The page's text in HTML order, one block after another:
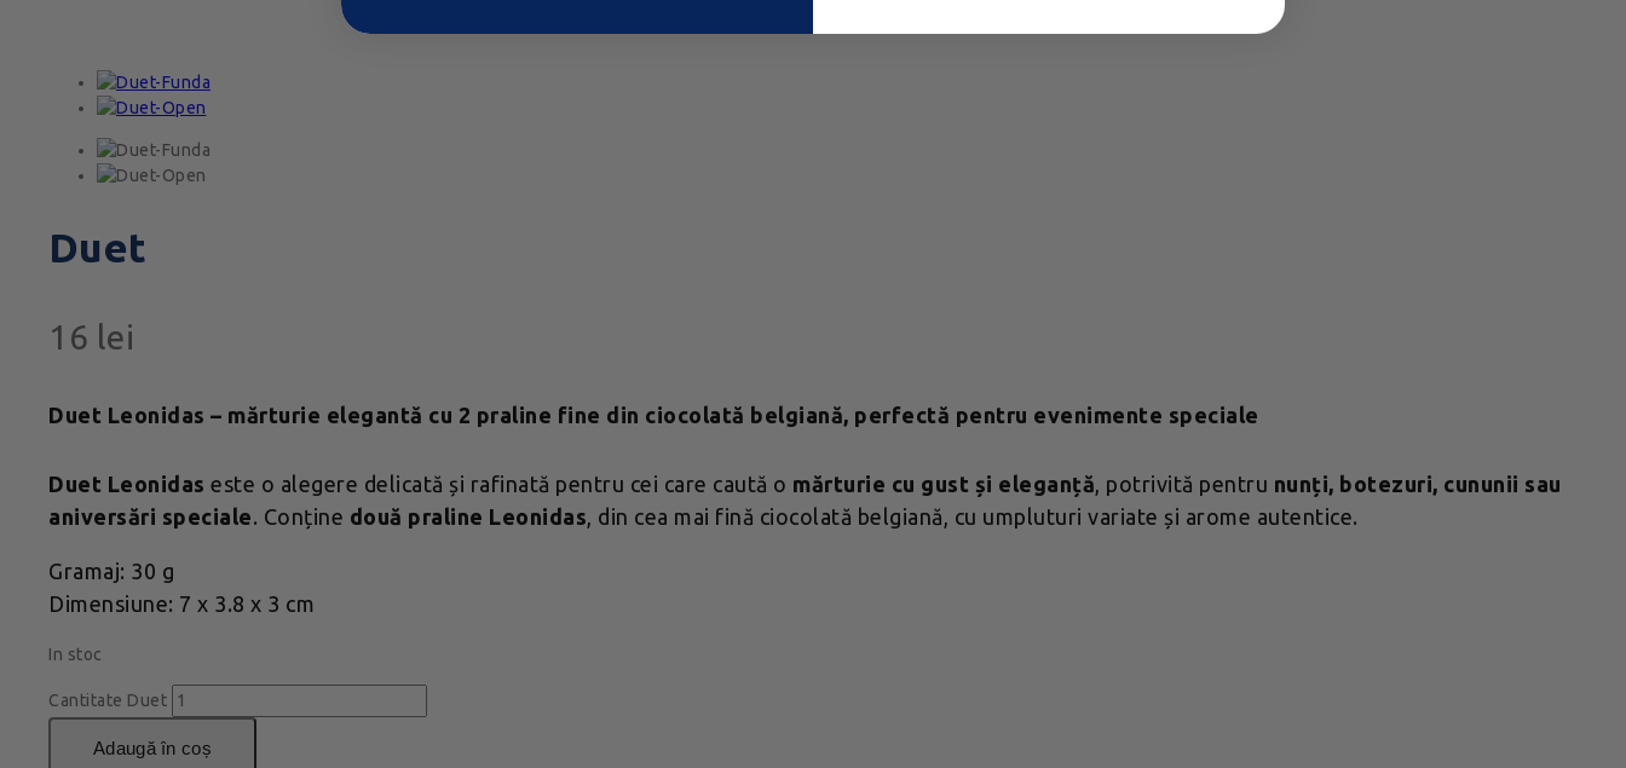
Duet
16 lei
Duet Leonidas – mărturie elegantă cu 2 praline fine din ciocolată belgiană, perfectă pentru evenimente speciale
Duet Leonidas este o alegere delicată și rafinată pentru cei care caută o mărturie cu gust și eleganță, potrivită pentru nunți, botezuri, cununii sau
aniversări speciale. Conține două praline Leonidas, din cea mai fină ciocolată belgiană, cu umpluturi variate și arome autentice.
Gramaj: 30 g
Dimensiune: 7 x 3.8 x 3 cm
In stoc
Cantitate Duet
adaugă în coș